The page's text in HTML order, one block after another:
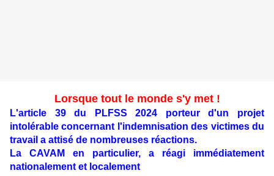
Lorsque tout le monde s'y met !
L'article 39 du PLFSS 2024 porteur d'un projet
intolérable concernant l'indemnisation des victimes du
travail a attisé de nombreuses réactions.
La CAVAM en particulier, a réagi immédiatement
nationalement et localement